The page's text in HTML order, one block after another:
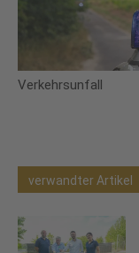
Verkehrsunfall
verwandter Artikel